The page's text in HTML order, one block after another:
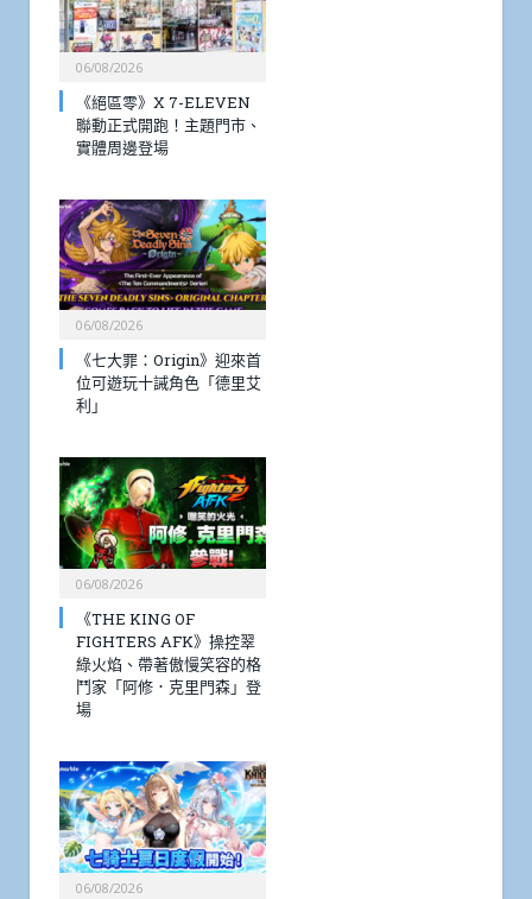
06/08/2026
《絕區零》X 7-ELEVEN
聯動正式開跑！主題門市、
實體周邊登場
06/08/2026
《七大罪：Origin》迎來首
位可遊玩十誡角色「德里艾
利」
06/08/2026
《THE KING OF
FIGHTERS AFK》操控翠
綠火焰、帶著傲慢笑容的格
鬥家「阿修．克里門森」登
場
06/08/2026